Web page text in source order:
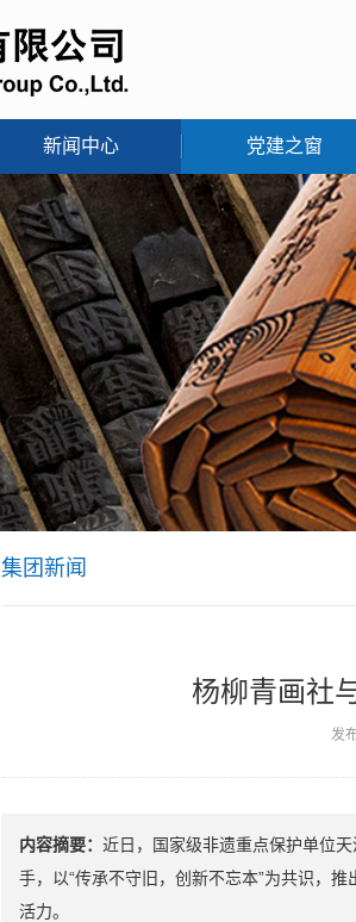
新闻中心 党建之窗
集团新闻
杨柳青画社
发
内容摘要： 近日，国家级非遗重点保护单位
手，以“传承不守旧，创新不忘本”为共识，
活力。